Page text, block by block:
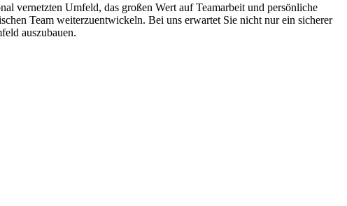
vernetzten Umfeld, das großen Wert auf Teamarbeit und persönliche
Team weiterzuentwickeln. Bei uns erwartet Sie nicht nur ein sicherer
auszubauen.